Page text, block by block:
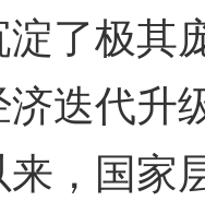
了极其
迭代升
，国家